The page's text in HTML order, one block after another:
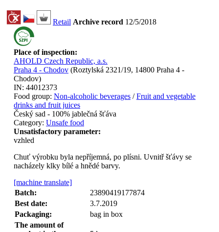
Retail Archive record 12/5/2018
Place of inspection:
AHOLD Czech Republic, a.s.
Praha 4 - Chodov (Roztylská 2321/19, 14800 Praha 4 -
Chodov)
IN: 44012373
Food group: Non-alcoholic beverages /Fruit and vegetable
drinks and fruit juices
Český sad - 100% jablečná šťáva
Category: Unsafe food
Unsatisfactory parameter:
vzhled
Chuť výrobku byla nepříjemná, po plísni. Uvnitř šťávy se
nacházely klky bílé a hnědé barvy.
[machine translate]
Batch:
23890419177874
Best date:
3.7.2019
Packaging:
bag in box
The amount of